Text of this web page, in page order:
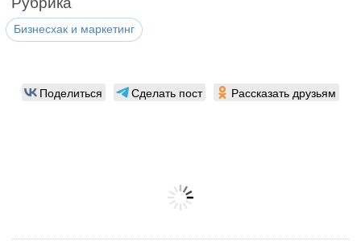
Бизнесхак и маркетинг
Поделиться Сделать пост Рассказать друзьям